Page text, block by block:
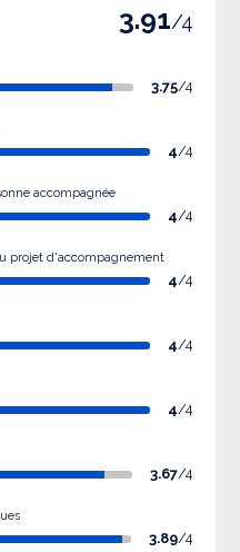
3.91/4
3.75/4
4/4
accompagnée
4/4
projet d'accompagnement
4/4
4/4
4/4
3.67/4
3.89/4